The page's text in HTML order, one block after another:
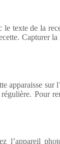
texte de la
Capturer
apparaisse
Pour
l’appareil